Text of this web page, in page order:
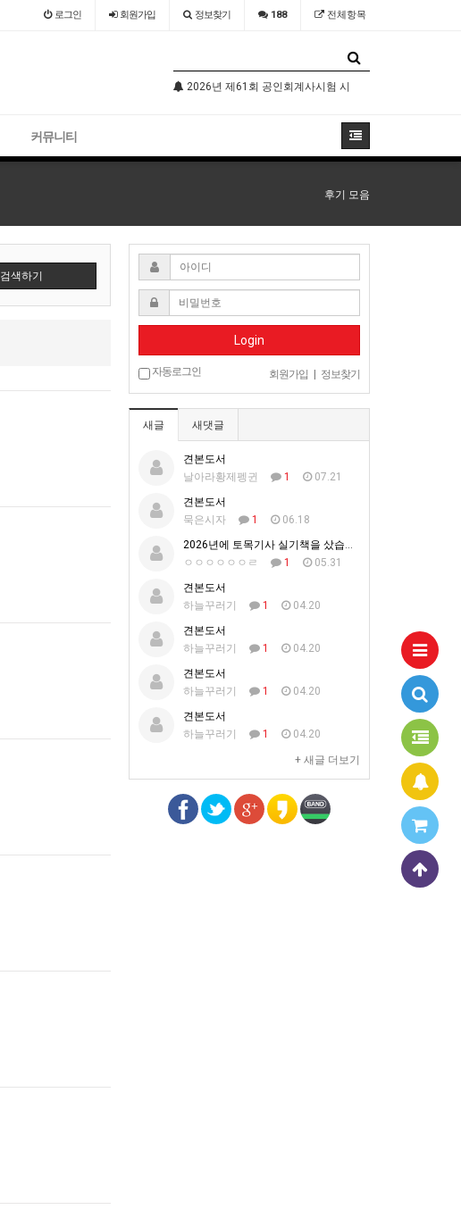
로그인 회원가입 정보찾기 188 전체항목
2026년 제61회 공인회계사시험 시행공고
커뮤니티
후기 모음
검색하기
Login
자동로그인 회원가입 | 정보찾기
새글 새댓글
견본도서
날아라황제펭귄
1
07.21
견본도서
묵은시자
1
06.18
2026년에 토목기사 실기책을 샀습니다.
ㅇㅇㅇㅇㅇㅇㄹ
1
05.31
견본도서
하늘꾸러기
1
04.20
견본도서
하늘꾸러기
1
04.20
견본도서
하늘꾸러기
1
04.20
견본도서
하늘꾸러기
1 04.20
+ 새글 더보기